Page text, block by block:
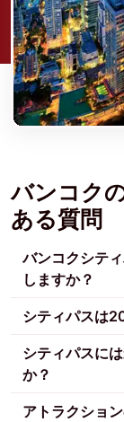
バンコク
ある質問
バンコクシテ
しますか？
シティパスは
シティパスに
か？
アトラクショ